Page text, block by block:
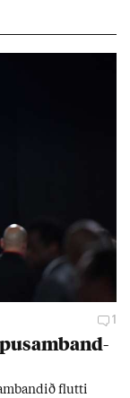
1
flutti